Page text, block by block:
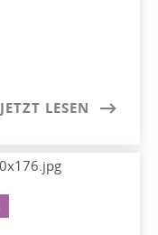
JETZT LESEN